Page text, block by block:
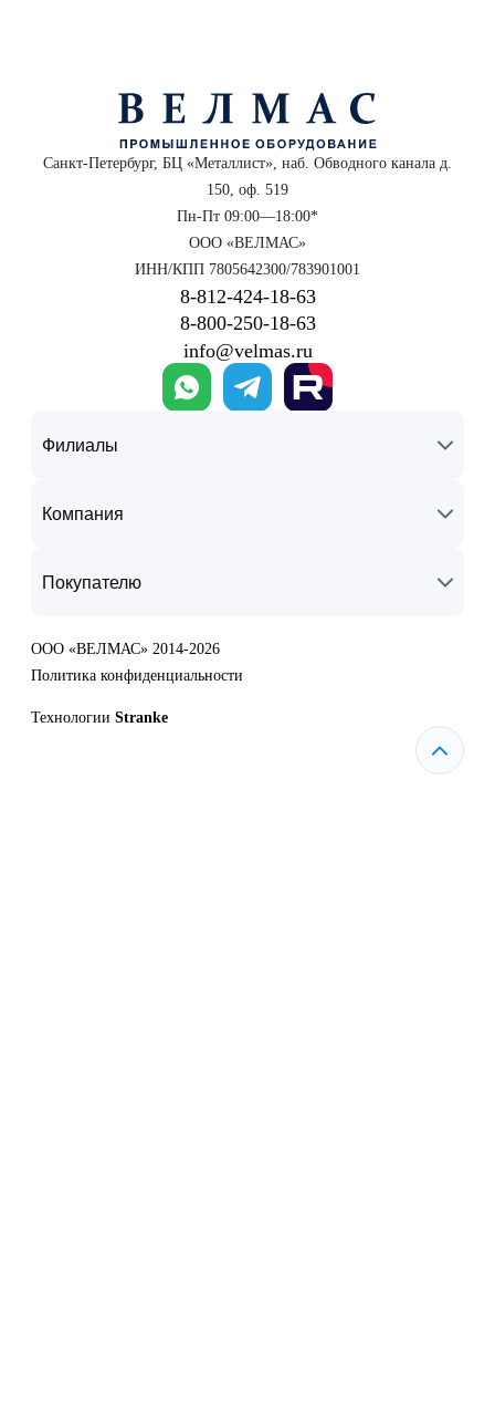
Санкт-Петербург, БЦ «Металлист», наб. Обводного канала д.
150, оф. 519
Пн-Пт 09:00—18:00*
ООО «ВЕЛМАС»
ИНН/КПП 7805642300/783901001
8‑812‑424‑18‑63
8‑800‑250‑18‑63
info@velmas.ru
Филиалы
Компания
Покупателю
ООО «ВЕЛМАС» 2014-2026
Политика конфиденциальности
Технологии Stranke